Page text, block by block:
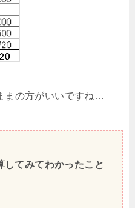
まの方がいいですね…
してみてわかったこと